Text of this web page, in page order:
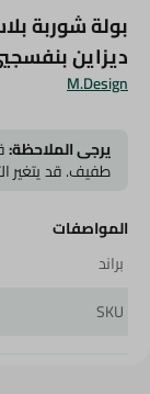
M.Design
بولة شوربة
ديزاين بنفسجيي
يرجى الملاحظة:
طفيف. قد يتغير
المواصفات
براند
SKU